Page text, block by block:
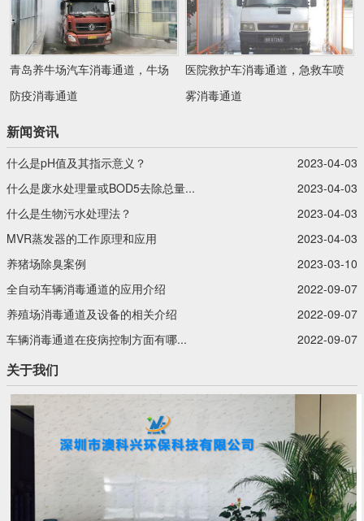
青岛养牛场汽车消毒通道，牛场
防疫消毒通道
医院救护车消毒通道，急救车喷
雾消毒通道
新闻资讯
什么是pH值及其指示意义？‍
2023-04-03
什么是废水处理量或BOD5去除总量...
2023-04-03
什么是生物污水处理法？‍
2023-04-03
MVR蒸发器的工作原理和应用
2023-04-03
养猪场除臭案例
2023-03-10
全自动车辆消毒通道的应用介绍
2022-09-07
养殖场消毒通道及设备的相关介绍
2022-09-07
车辆消毒通道在疫病控制方面有哪...
2022-09-07
关于我们